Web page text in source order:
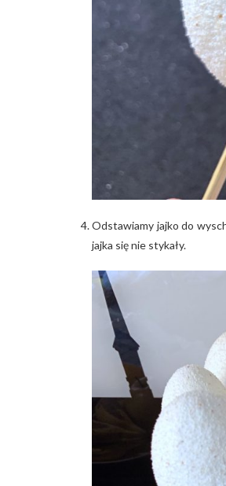
Odstawiamy jajko do
jajka się nie stykały.